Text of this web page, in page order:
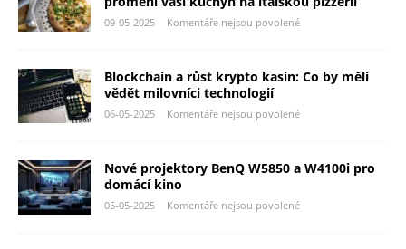
09-05-2025 Komentáře nejsou povolené
Blockchain a růst krypto kasin: Co by měli
vědět milovníci technologií
06-05-2025 Komentáře nejsou povolené
Nové projektory BenQ W5850 a W4100i pro
domácí kino
05-05-2025 Komentáře nejsou povolené